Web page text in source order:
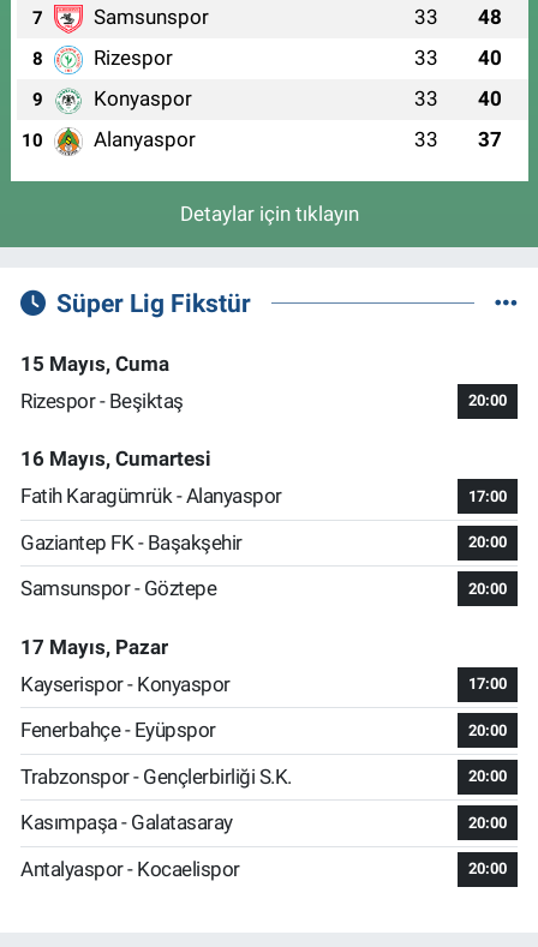
7 Samsunspor 33 48
8 Rizespor 33 40
9 Konyaspor 33 40
10 Alanyaspor 33 37
Detaylar için tıklayın
Süper Lig Fikstür
15 Mayıs, Cuma
Rizespor - Beşiktaş
20:00
16 Mayıs, Cumartesi
Fatih Karagümrük - Alanyaspor
17:00
Gaziantep FK - Başakşehir 20:00
Samsunspor - Göztepe 20:00
17 Mayıs, Pazar
Kayserispor - Konyaspor
17:00
Fenerbahçe - Eyüpspor 20:00
Trabzonspor - Gençlerbirliği S.K. 20:00
Kasımpaşa - Galatasaray 20:00
Antalyaspor - Kocaelispor 20:00